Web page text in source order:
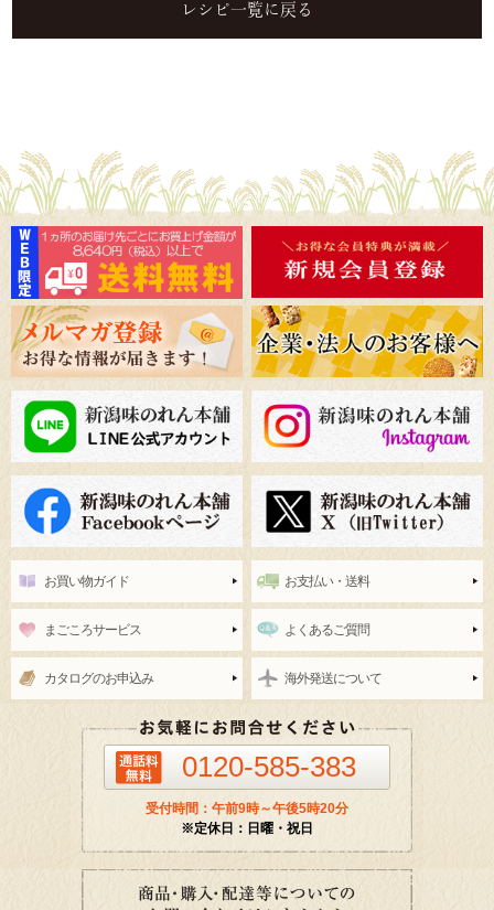
レシピ一覧に戻る
お買い物ガイド お支払い・送料
まごころサービス よくあるご質問
カタログのお申込み 海外発送について
0120-585-383
受付時間：午前9時～午後5時20分
※定休日：日曜・祝日